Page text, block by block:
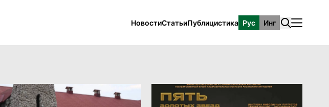
НовостиСтатьиПублицистика Рус Инг